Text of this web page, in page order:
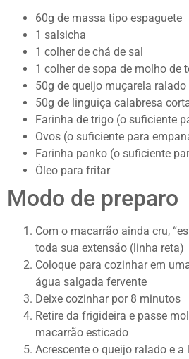
60g de massa tipo espaguete
1 salsicha
1 colher de chá de sal
1 colher de sopa de molho de
50g de queijo muçarela ralado
50g de linguiça calabresa
Farinha de trigo (o suficiente
Ovos (o suficiente para
Farinha panko (o suficiente
Óleo para fritar
Modo de preparo
Com o macarrão ainda cru,
toda sua extensão (linha reta)
Coloque para cozinhar em
água salgada fervente
Deixe cozinhar por 8 minutos
Retire da frigideira e passe
macarrão esticado
Acrescente o queijo ralado e